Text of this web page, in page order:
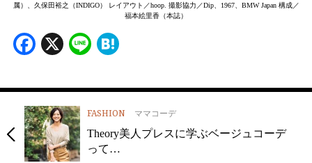
属）、久保田裕之（INDIGO） レイアウト／hoop. 撮影協力／Dip、1967、BMW Japan 構成／
福本絵里香（本誌）
Facebook
X Line
FASHION ママコーデ
Theory美人プレスに学ぶベージュコーデ
って…